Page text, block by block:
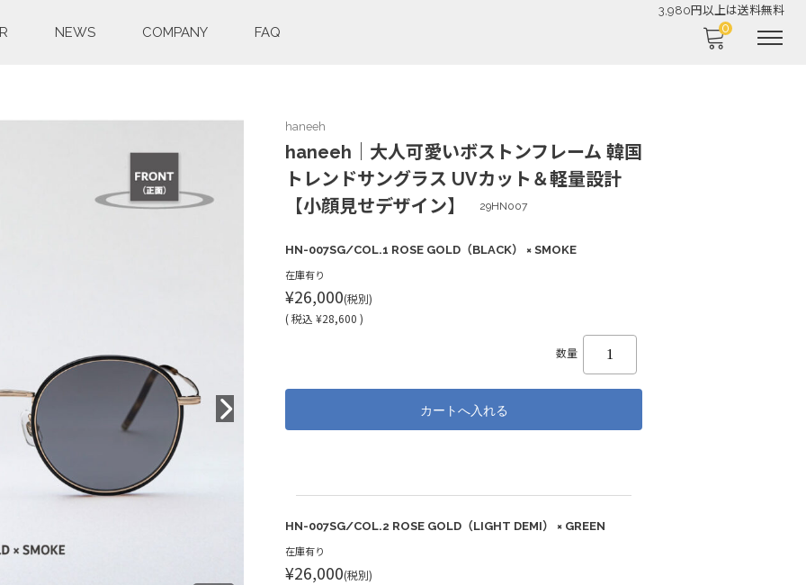
NEWS COMPANY FAQ 0
haneeh
haneeh｜大人可愛いボストンフレーム 韓国
トレンドサングラス UVカット＆軽量設計
【小顔見せデザイン】
29HN007
HN-007SG/COL.1 ROSE GOLD（BLACK） × SMOKE
在庫有り
¥26,000(税別)
(税込 ¥28,600 )
数量
HN-007SG/COL.2 ROSE GOLD（LIGHT DEMI） × GREEN
在庫有り
¥26,000(税別)